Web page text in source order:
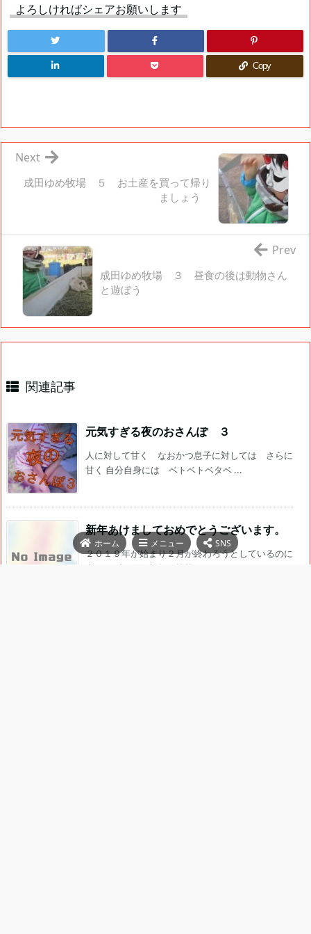
よろしければシェアお願いします
Copy
成田ゆめ牧場 ５ お土産を買って帰り
ましょう
Next
成田ゆめ牧場 ３ 昼食の後は動物さん
と遊ぼう
Prev
関連記事
元気すぎる夜のおさんぽ ３
人に対して甘く なおかつ息子に対しては さらに
甘く 自分自身には ベトベトベタベ ...
新年あけましておめでとうございます。
２０１９年が始まり２月が終わろうとしているのに
未だにブログで新年の挨拶さえして ...
ホーム メニュー SNS